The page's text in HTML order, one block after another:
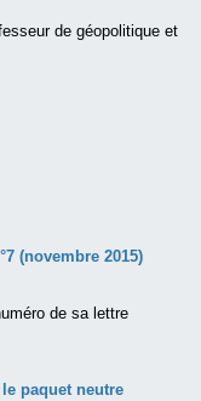
de géopolitique et
(novembre 2015)
de sa lettre
paquet neutre